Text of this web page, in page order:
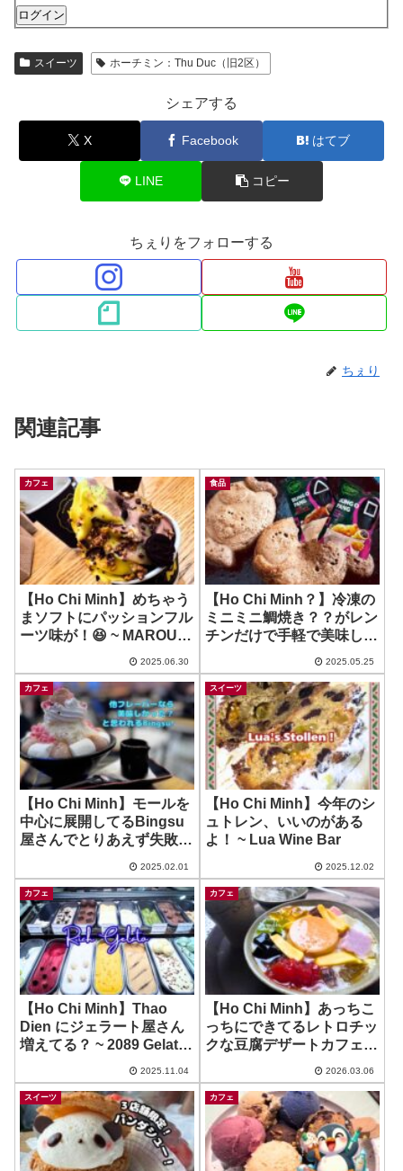
ログイン
スイーツ ホーチミン：Thu Duc（旧2区）
シェアする
X Facebook はてブ
LINE コピー
ちぇりをフォローする
ちぇり
関連記事
カフェ
【Ho Chi Minh】めちゃう
まソフトにパッションフル
ーツ味が！😆 ~ MAROU –
2025.06.30
食品
【Ho Chi Minh？】冷凍の
ミニミニ鯛焼き？？がレン
チンだけで手軽で美味し
リーズ
2025.05.25
カフェ
【Ho Chi Minh】モールを
中心に展開してるBingsu
屋さんでとりあえず失敗😅
2025.02.01
スイーツ
【Ho Chi Minh】今年のシ
ュトレン、いいのがある
よ！ ~ Lua Wine Bar
2025.12.02
カフェ
【Ho Chi Minh】Thao
Dien にジェラート屋さん
増えてる？ ~ 2089 Gelato
2025.11.04
カフェ
【Ho Chi Minh】あっちこ
っちにできてるレトロチッ
クな豆腐デザートカフェ♪
2026.03.06
スイーツ カフェ